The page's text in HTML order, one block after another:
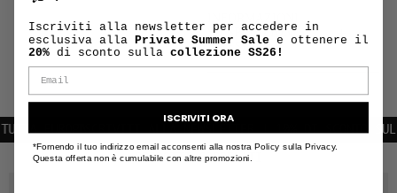
SU SPEDIZIONI
E RESI
+
EUROPAISCRIVITI ALLA NEWSLETTER | 10% DI SCONTO SUL
PRODOTTI CORRELATI
Iscriviti alla newsletter per accedere in
esclusiva alla Private Summer Sale e ottenere il
20% di sconto sulla collezione SS26!
ISCRIVITI ORA
*Fornendo il tuo indirizzo email acconsenti alla nostra Policy sulla Privacy.
Questa offerta non è cumulabile con altre promozioni.